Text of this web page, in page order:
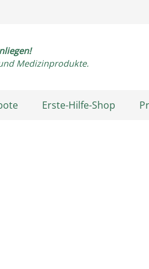
Medizinprodukte.
Erste-Hilfe-Shop